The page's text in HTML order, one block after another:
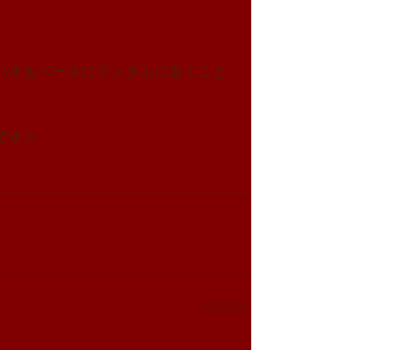
をベースにランダムに巻くこと
す☆